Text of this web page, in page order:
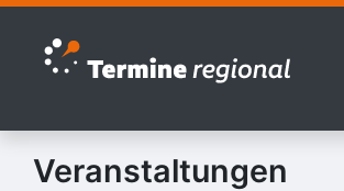
Zur Navigation springen
Zum Inhalt springen
Veranstaltungen